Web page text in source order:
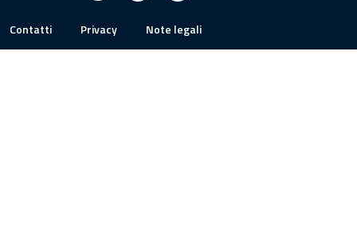
Contatti Privacy Note legali